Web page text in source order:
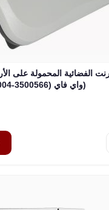
واي فاي (3500566-0004)